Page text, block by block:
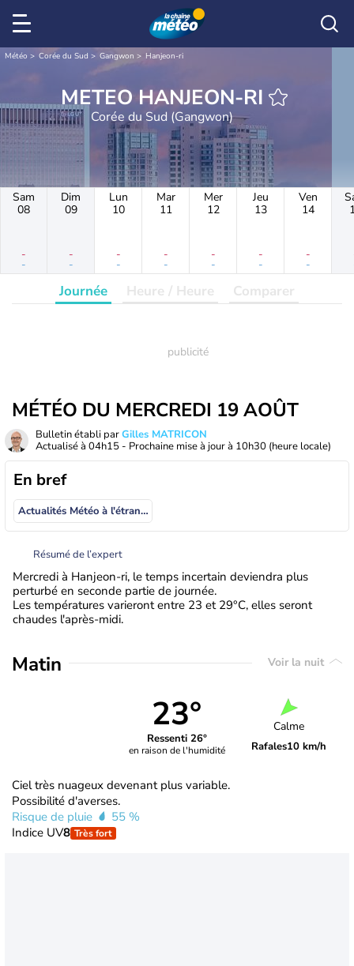
Météo Corée du Sud Gangwon Hanjeon-ri
METEO HANJEON-RI
Corée du Sud (Gangwon)
Sam
08
-
-
Dim
09
-
-
Lun
10
-
-
Mar
11
-
-
Mer
12
-
-
Jeu
13
-
-
Ven
14
-
-
Journée Heure / Heure Comparer
MÉTÉO DU MERCREDI 19 AOÛT
Bulletin établi parGilles MATRICON
Actualisé à 04h15 - Prochaine mise à jour à 10h30 (heure locale)
En bref
Actualités Météo à l'étranger
Résumé de l’expert
Mercredi à Hanjeon-ri, le temps incertain deviendra plus
perturbé en seconde partie de journée.
Les températures varieront entre 23 et 29°C, elles seront
chaudes l'après-midi.
Matin Voir la nuit
23°
Ressenti 26°
en raison de l'humidité
Calme
Rafales10 km/h
Ciel très nuageux devenant plus variable.
Possibilité d'averses.
Risque de pluie
55 %
Indice UV8 Très fort